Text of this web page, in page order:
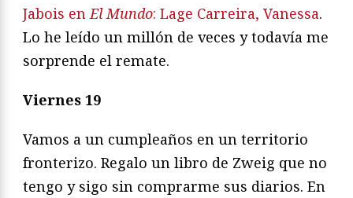
Jabois en El Mundo: Lage Carreira, Vanessa.
Lo he leído un millón de veces y todavía me
sorprende el remate.
Viernes 19
Vamos a un cumpleaños en un territorio
fronterizo. Regalo un libro de Zweig que no
tengo y sigo sin comprarme sus diarios. En